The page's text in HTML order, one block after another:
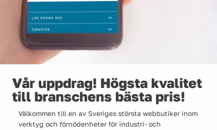
Vår uppdrag! Högsta kvalitet
till branschens bästa pris!
Välkommen till en av Sveriges största webbutiker inom
verktyg och förnödenheter för industri- och